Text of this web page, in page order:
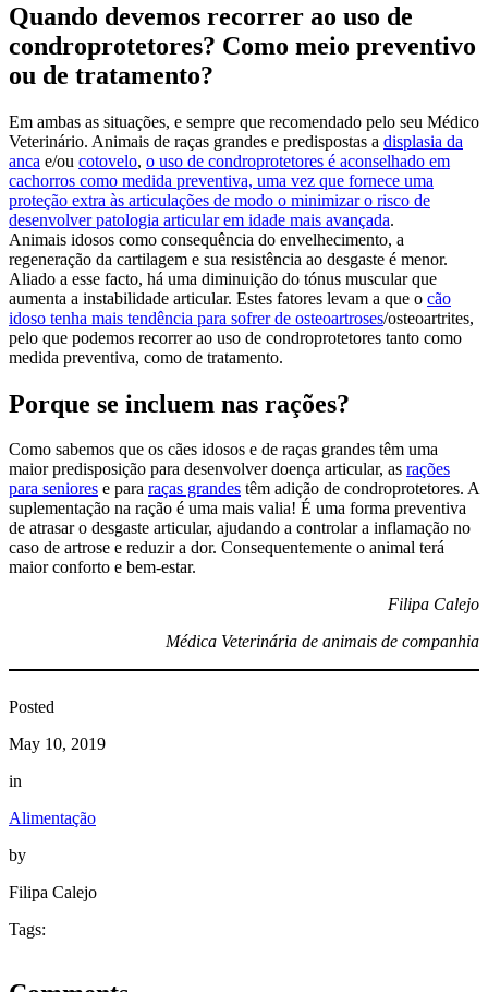
Quando devemos recorrer ao uso de
condroprotetores? Como meio preventivo
ou de tratamento?
Em ambas as situações, e sempre que recomendado pelo seu Médico
Veterinário. Animais de raças grandes e predispostas a displasia da
anca e/ou cotovelo, o uso de condroprotetores é aconselhado em
cachorros como medida preventiva, uma vez que fornece uma
proteção extra às articulações de modo o minimizar o risco de
desenvolver patologia articular em idade mais avançada.
Animais idosos como consequência do envelhecimento, a
regeneração da cartilagem e sua resistência ao desgaste é menor.
Aliado a esse facto, há uma diminuição do tónus muscular que
aumenta a instabilidade articular. Estes fatores levam a que o cão
idoso tenha mais tendência para sofrer de osteoartroses/osteoartrites,
pelo que podemos recorrer ao uso de condroprotetores tanto como
medida preventiva, como de tratamento.
Porque se incluem nas rações?
Como sabemos que os cães idosos e de raças grandes têm uma
maior predisposição para desenvolver doença articular, as rações
para seniores e para raças grandes têm adição de condroprotetores. A
suplementação na ração é uma mais valia! É uma forma preventiva
de atrasar o desgaste articular, ajudando a controlar a inflamação no
caso de artrose e reduzir a dor. Consequentemente o animal terá
maior conforto e bem-estar.
Filipa Calejo
Médica Veterinária de animais de companhia
Posted
May 10, 2019
in
Alimentação
by
Filipa Calejo
Tags: